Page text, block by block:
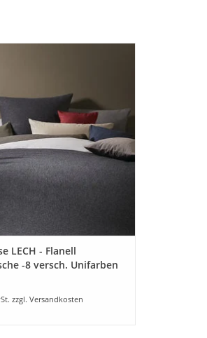
WARENKORB HINZUFÜGEN
LECH - Flanell
-8 versch. Unifarben
zzgl. Versandkosten